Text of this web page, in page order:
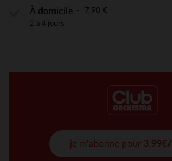
À domicile 7,90 €
2 à 4 jours
je m'abonne pour